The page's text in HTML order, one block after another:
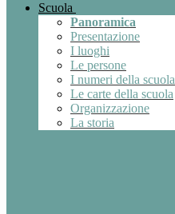
Scuola
Panoramica
Presentazione
I luoghi
Le persone
I numeri della scuola
Le carte della scuola
Organizzazione
La storia